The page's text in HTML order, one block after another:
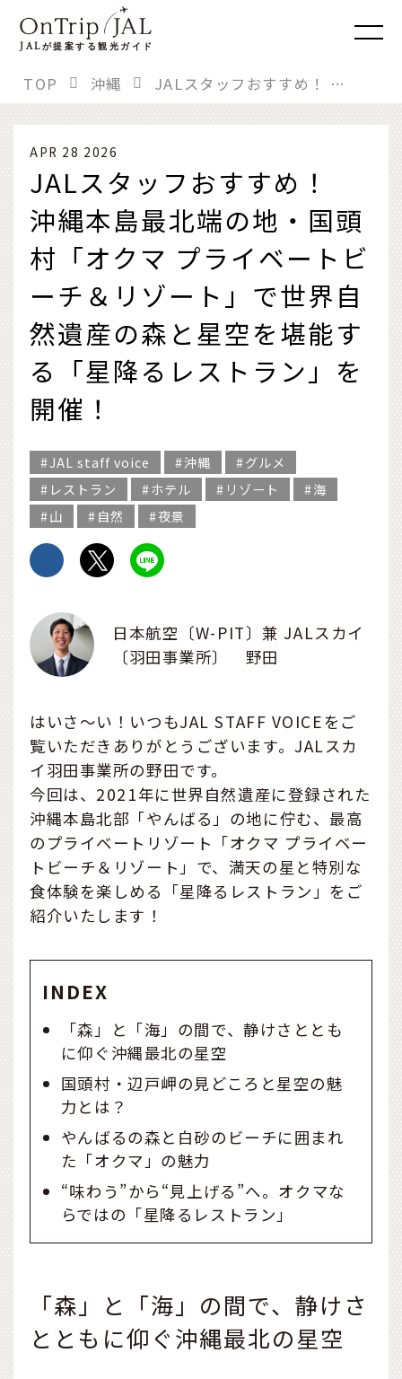
JALが提案する観光ガイド
TOP 沖縄 JALスタッフおすすめ！ 沖縄本島最北端の地・国頭村「オクマ プライベートビーチ＆リゾート」で世界自然遺産の森と星空を堪能する「星降るレストラン」を開催！
APR 28 2026
JALスタッフおすすめ！
沖縄本島最北端の地・国頭
村「オクマ プライベートビ
ーチ＆リゾート」で世界自
然遺産の森と星空を堪能す
る「星降るレストラン」を
開催！
JAL staff voice 沖縄
グルメ
レストラン
ホテル リゾート
海
山
自然 夜景
日本航空〔W-PIT〕兼 JALスカイ
〔羽田事業所〕 野田
はいさ〜い！いつもJAL STAFF VOICEをご
覧いただきありがとうございます。JALスカ
イ羽田事業所の野田です。
今回は、2021年に世界自然遺産に登録された
沖縄本島北部「やんばる」の地に佇む、最高
のプライベートリゾート「オクマ プライベー
トビーチ＆リゾート」で、満天の星と特別な
食体験を楽しめる「星降るレストラン」をご
紹介いたします！
INDEX
「森」と「海」の間で、静けさととも
に仰ぐ沖縄最北の星空
国頭村・辺戸岬の見どころと星空の魅
力とは？
やんばるの森と白砂のビーチに囲まれ
た「オクマ」の魅力
“味わう”から“見上げる”へ。オクマな
らではの「星降るレストラン」
「森」と「海」の間で、静けさ
とともに仰ぐ沖縄最北の星空